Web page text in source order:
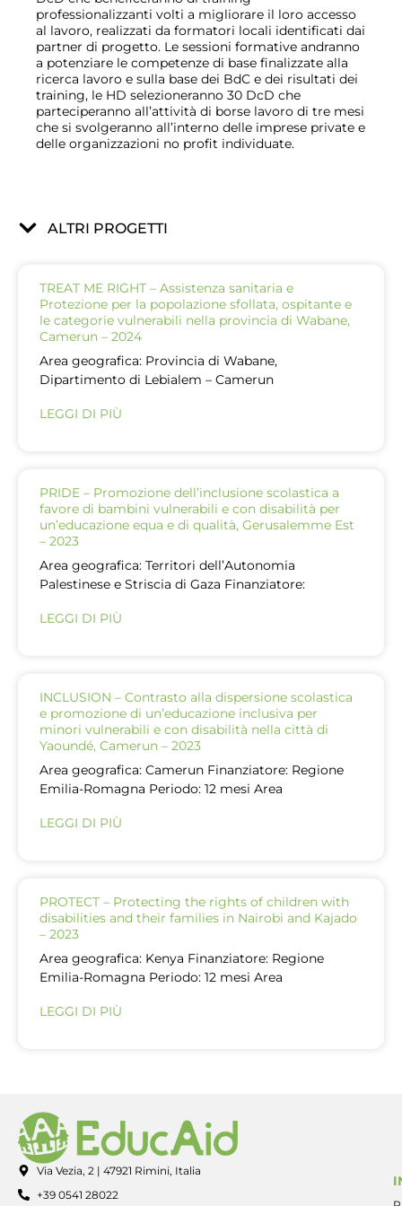
professionalizzanti volti a migliorare il loro accesso
al lavoro, realizzati da formatori locali identificati dai
partner di progetto. Le sessioni formative andranno
a potenziare le competenze di base finalizzate alla
ricerca lavoro e sulla base dei BdC e dei risultati dei
training, le HD selezioneranno 30 DcD che
parteciperanno all’attività di borse lavoro di tre mesi
che si svolgeranno all’interno delle imprese private e
delle organizzazioni no profit individuate.
ALTRI PROGETTI
TREAT ME RIGHT – Assistenza sanitaria e
Protezione per la popolazione sfollata, ospitante e
le categorie vulnerabili nella provincia di Wabane,
Camerun – 2024
Area geografica: Provincia di Wabane,
Dipartimento di Lebialem – Camerun
LEGGI DI PIÙ
PRIDE – Promozione dell’inclusione scolastica a
favore di bambini vulnerabili e con disabilità per
un’educazione equa e di qualità, Gerusalemme Est
– 2023
Area geografica: Territori dell’Autonomia
Palestinese e Striscia di Gaza Finanziatore:
LEGGI DI PIÙ
INCLUSION – Contrasto alla dispersione scolastica
e promozione di un’educazione inclusiva per
minori vulnerabili e con disabilità nella città di
Yaoundé, Camerun – 2023
Area geografica: Camerun Finanziatore: Regione
Emilia-Romagna Periodo: 12 mesi Area
LEGGI DI PIÙ
PROTECT – Protecting the rights of children with
disabilities and their families in Nairobi and Kajado
– 2023
Area geografica: Kenya Finanziatore: Regione
Emilia-Romagna Periodo: 12 mesi Area
LEGGI DI PIÙ
Via Vezia, 2 | 47921 Rimini, Italia
+39 0541 28022